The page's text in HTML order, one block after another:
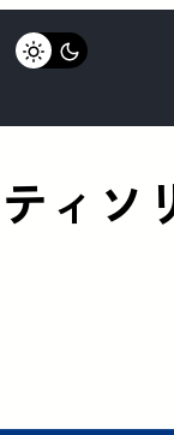
ィソ